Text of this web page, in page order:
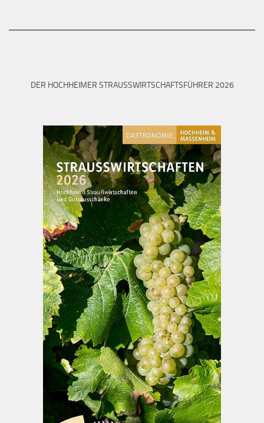
DER HOCHHEIMER STRAUSSWIRTSCHAFTSFÜHRER 2026